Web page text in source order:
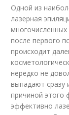
Одной из
лазерная
после первого
происходит
нередко не
выпадают сразу
причиной этого
эффективно